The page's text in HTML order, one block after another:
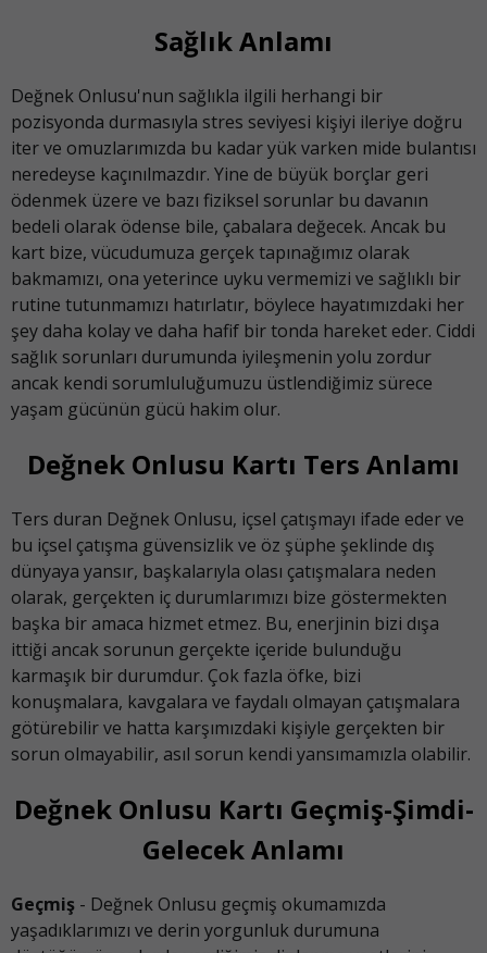
Sağlık Anlamı
Değnek Onlusu'nun sağlıkla ilgili herhangi bir
pozisyonda durmasıyla stres seviyesi kişiyi ileriye doğru
iter ve omuzlarımızda bu kadar yük varken mide bulantısı
neredeyse kaçınılmazdır. Yine de büyük borçlar geri
ödenmek üzere ve bazı fiziksel sorunlar bu davanın
bedeli olarak ödense bile, çabalara değecek. Ancak bu
kart bize, vücudumuza gerçek tapınağımız olarak
bakmamızı, ona yeterince uyku vermemizi ve sağlıklı bir
rutine tutunmamızı hatırlatır, böylece hayatımızdaki her
şey daha kolay ve daha hafif bir tonda hareket eder. Ciddi
sağlık sorunları durumunda iyileşmenin yolu zordur
ancak kendi sorumluluğumuzu üstlendiğimiz sürece
yaşam gücünün gücü hakim olur.
Değnek Onlusu Kartı Ters Anlamı
Ters duran Değnek Onlusu, içsel çatışmayı ifade eder ve
bu içsel çatışma güvensizlik ve öz şüphe şeklinde dış
dünyaya yansır, başkalarıyla olası çatışmalara neden
olarak, gerçekten iç durumlarımızı bize göstermekten
başka bir amaca hizmet etmez. Bu, enerjinin bizi dışa
ittiği ancak sorunun gerçekte içeride bulunduğu
karmaşık bir durumdur. Çok fazla öfke, bizi
konuşmalara, kavgalara ve faydalı olmayan çatışmalara
götürebilir ve hatta karşımızdaki kişiyle gerçekten bir
sorun olmayabilir, asıl sorun kendi yansımamızla olabilir.
Değnek Onlusu Kartı Geçmiş-Şimdi-
Gelecek Anlamı
Geçmiş - Değnek Onlusu geçmiş okumamızda
yaşadıklarımızı ve derin yorgunluk durumuna